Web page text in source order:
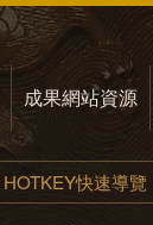
成果網站資源
HOTKEY快速導覽